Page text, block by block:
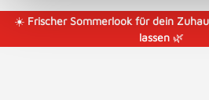
☀️ Frischer Sommerlook für dein
lassen🌿